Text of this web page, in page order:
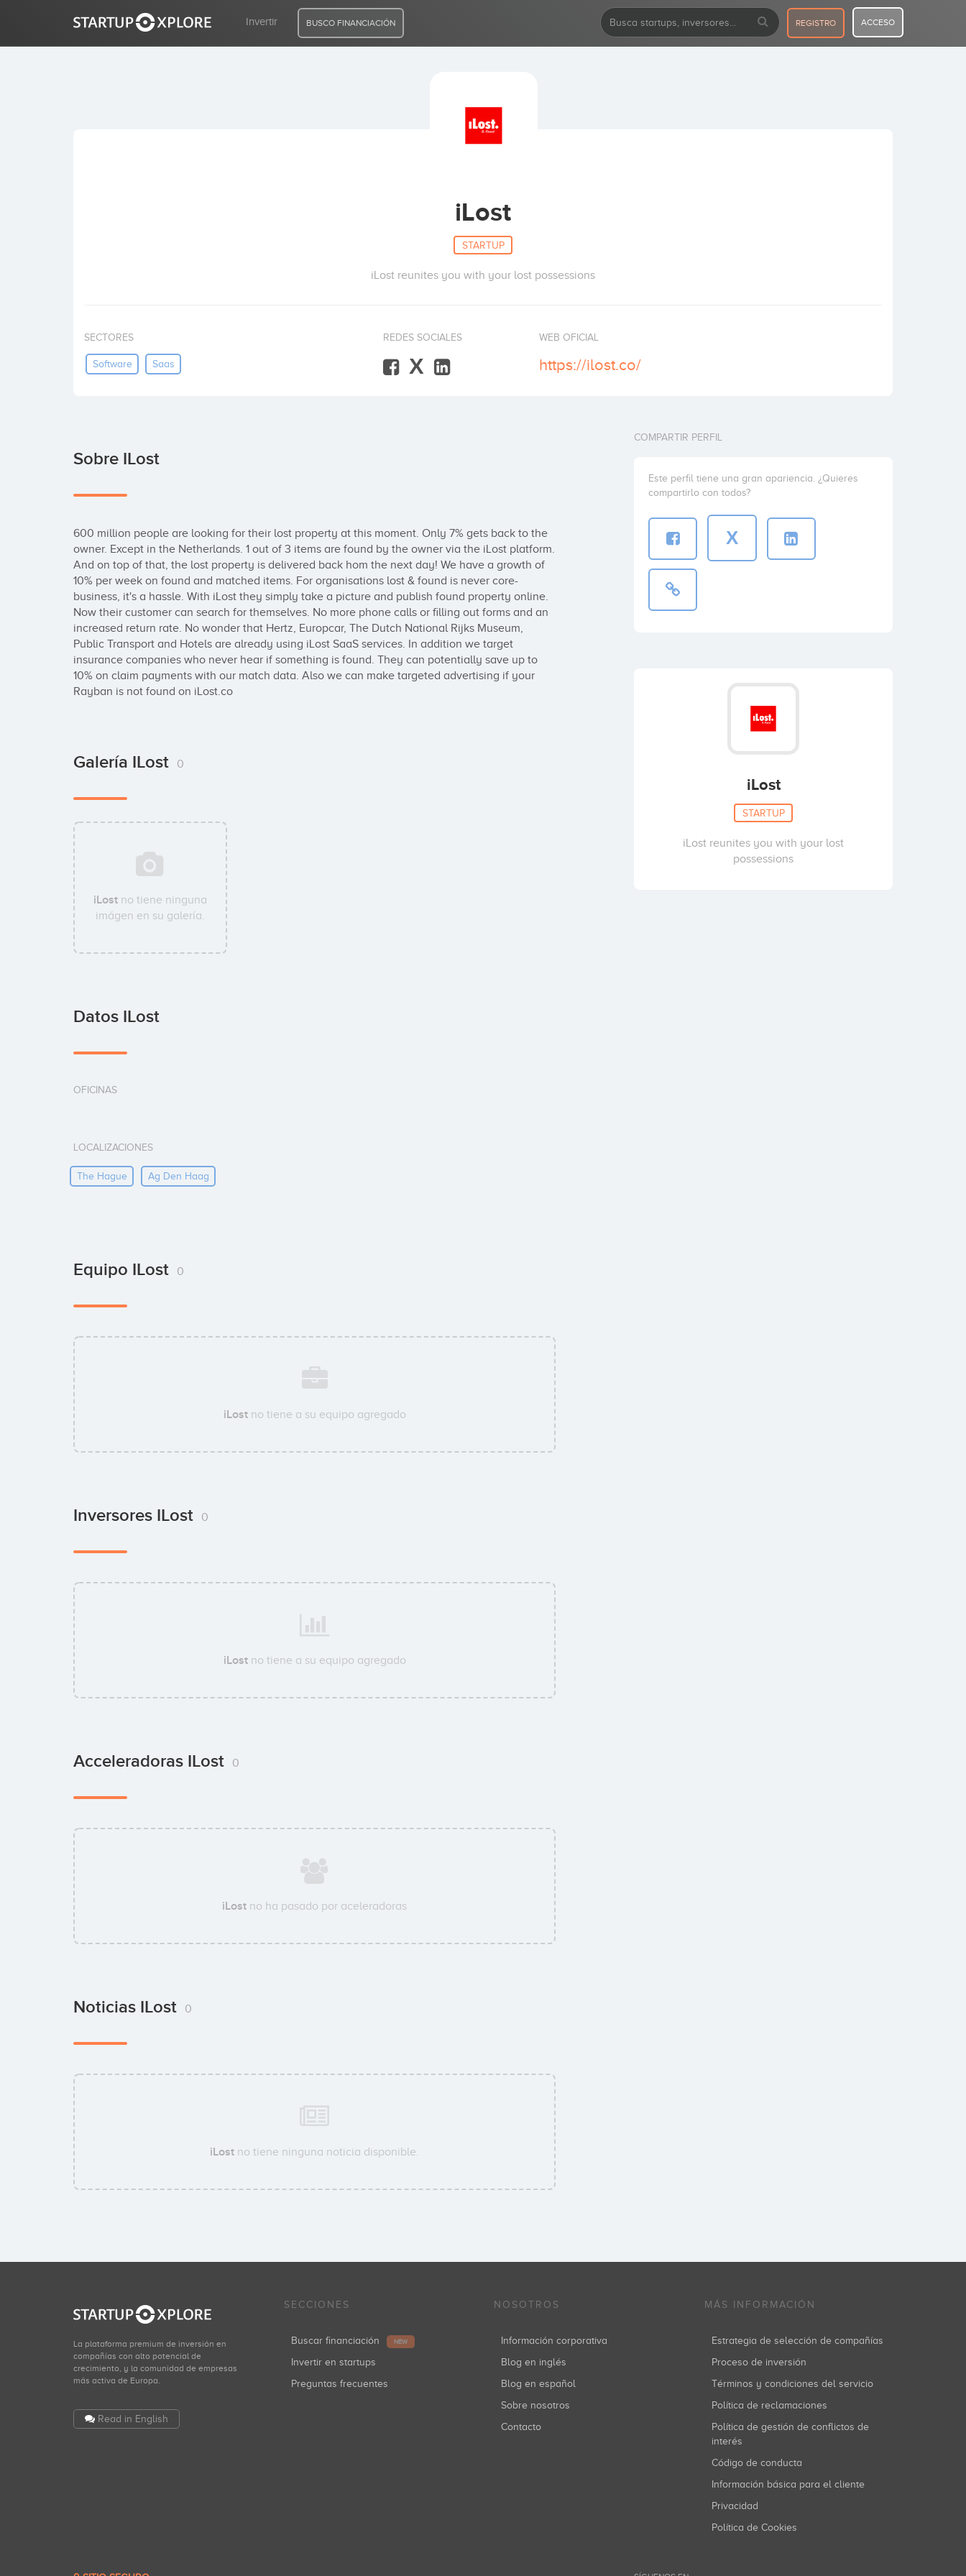
Invertir BUSCO FINANCIACIÓN REGISTRO ACCESO
iLost
STARTUP
iLost reunites you with your lost possessions
SECTORES
Software Saas
REDES SOCIALES
X
WEB OFICIAL
https://ilost.co/
Sobre ILost
600 million people are looking for their lost property at this moment. Only 7% gets back to the
owner. Except in the Netherlands. 1 out of 3 items are found by the owner via the iLost platform.
And on top of that, the lost property is delivered back hom the next day! We have a growth of
10% per week on found and matched items. For organisations lost & found is never core-
business, it's a hassle. With iLost they simply take a picture and publish found property online.
Now their customer can search for themselves. No more phone calls or filling out forms and an
increased return rate. No wonder that Hertz, Europcar, The Dutch National Rijks Museum,
Public Transport and Hotels are already using iLost SaaS services. In addition we target
insurance companies who never hear if something is found. They can potentially save up to
10% on claim payments with our match data. Also we can make targeted advertising if your
Rayban is not found on iLost.co
Galería ILost 0
iLostno tiene ninguna
imágen en su galería.
Datos ILost
OFICINAS
LOCALIZACIONES
The Hague Ag Den Haag
Equipo ILost 0
iLostno tiene a su equipo agregado
Inversores ILost 0
iLostno tiene a su equipo agregado
Acceleradoras ILost 0
iLost no ha pasado por aceleradoras
Noticias ILost 0
iLost no tiene ninguna noticia disponible.
COMPARTIR PERFIL
Este perfil tiene una gran apariencia. ¿Quieres
compartirlo con todos?
X
iLost
STARTUP
iLost reunites you with your lost
possessions
La plataforma premium de inversión en
compañías con alto potencial de
crecimiento, y la comunidad de empresas
más activa de Europa.
Read in English
SECCIONES
Buscar financiación NEW
Invertir en startups
Preguntas frecuentes
NOSOTROS
Información corporativa
Blog en inglés
Blog en español
Sobre nosotros
Contacto
MÁS INFORMACIÓN
Estrategia de selección de compañías
Proceso de inversión
Términos y condiciones del servicio
Política de reclamaciones
Política de gestión de conflictos de
interés
Código de conducta
Información básica para el cliente
Privacidad
Política de Cookies